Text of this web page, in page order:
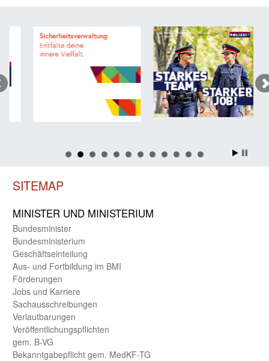
SITEMAP
MINISTER UND MINIST­ERIUM
Bundes­minister
Bundes­ministerium
Geschäfts­einteilung
Aus- und Fortbildung im BMI
Förderungen
Jobs und Karriere
Sachaus­schreibungen
Verlautbarungen
Veröffentlichungspflichten
gem. B-VG
Bekanntgabepflicht gem. MedKF-TG